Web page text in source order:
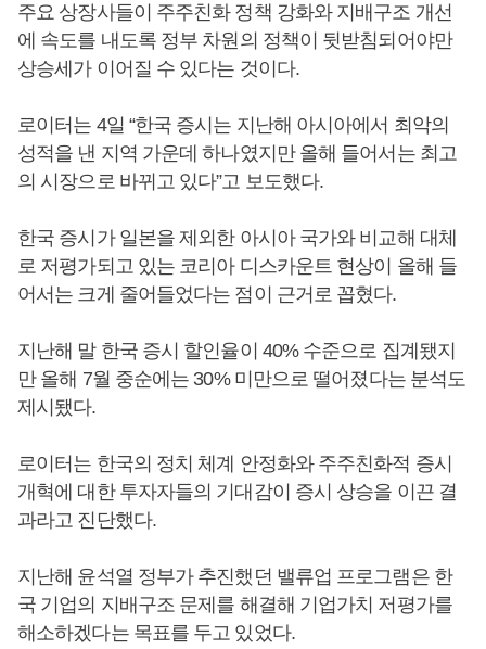
주요 상장사들이 주주친화 정책 강화와 지배구조 개선
에 속도를 내도록 정부 차원의 정책이 뒷받침되어야만
상승세가 이어질 수 있다는 것이다.
로이터는 4일 “한국 증시는 지난해 아시아에서 최악의
성적을 낸 지역 가운데 하나였지만 올해 들어서는 최고
의 시장으로 바뀌고 있다”고 보도했다.
한국 증시가 일본을 제외한 아시아 국가와 비교해 대체
로 저평가되고 있는 코리아 디스카운트 현상이 올해 들
어서는 크게 줄어들었다는 점이 근거로 꼽혔다.
지난해 말 한국 증시 할인율이 40% 수준으로 집계됐지
만 올해 7월 중순에는 30% 미만으로 떨어졌다는 분석도
제시됐다.
로이터는 한국의 정치 체계 안정화와 주주친화적 증시
개혁에 대한 투자자들의 기대감이 증시 상승을 이끈 결
과라고 진단했다.
지난해 윤석열 정부가 추진했던 밸류업 프로그램은 한
국 기업의 지배구조 문제를 해결해 기업가치 저평가를
해소하겠다는 목표를 두고 있었다.